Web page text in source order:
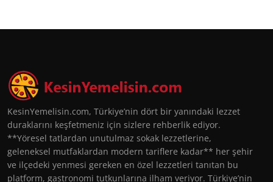
KesinYemelisin.com, Türkiye’nin dört bir yanındaki lezzet
duraklarını keşfetmeniz için sizlere rehberlik ediyor.
**Yöresel tatlardan unutulmaz sokak lezzetlerine,
geleneksel mutfaklardan modern tariflere kadar** her şehir
ve ilçedeki yenmesi gereken en özel lezzetleri tanıtan bu
platform, gastronomi tutkunlarına ilham veriyor. Türkiye’nin